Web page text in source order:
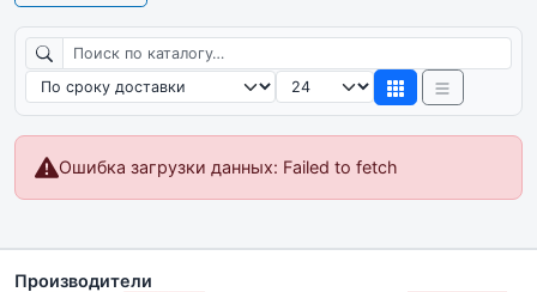
Поиск по каталогу
Сортировка
Товаров на странице
Ошибка загрузки данных: Failed to fetch
Производители